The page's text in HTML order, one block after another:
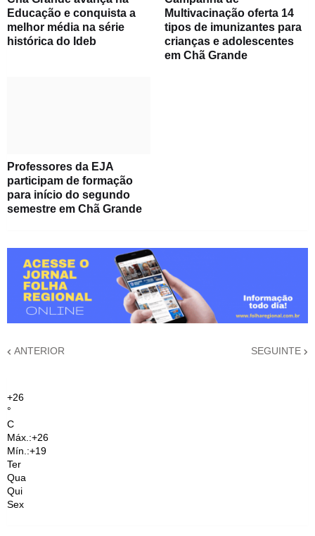
Educação e conquista a
melhor média na série
histórica do Ideb
Multivacinação oferta 14
tipos de imunizantes para
crianças e adolescentes
em Chã Grande
Professores da EJA
participam de formação
para início do segundo
semestre em Chã Grande
ANTERIOR SEGUINTE
+26
°
C
Máx.:+26
Mín.:+19
Ter
Qua
Qui
Sex